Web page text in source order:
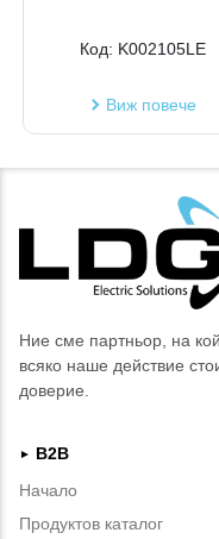
Код: K002105LE
Виж повече
Ние сме партньор, на
всяко наше действие
доверие.
►
B2B
Начало
Продуктов каталог